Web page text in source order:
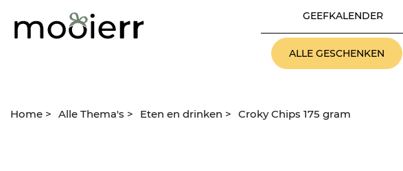
GEEFKALENDER
ALLE GESCHENKEN
Home > Alle Thema's > Eten en drinken > Croky Chips 175 gram